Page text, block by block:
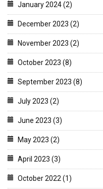
January 2024 (2)
December 2023 (2)
November 2023 (2)
October 2023 (8)
September 2023 (8)
July 2023 (2)
June 2023 (3)
May 2023 (2)
April 2023 (3)
October 2022 (1)